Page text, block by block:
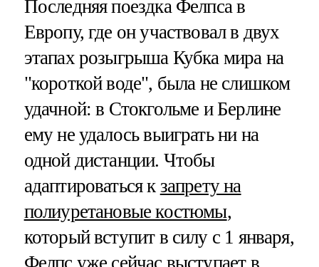
Последняя поездка Фелпса в
Европу, где он участвовал в двух
этапах розыгрыша Кубка мира на
"короткой воде", была не слишком
удачной: в Стокгольме и Берлине
ему не удалось выиграть ни на
одной дистанции. Чтобы
адаптироваться к запрету на
полиуретановые костюмы,
который вступит в силу с 1 января,